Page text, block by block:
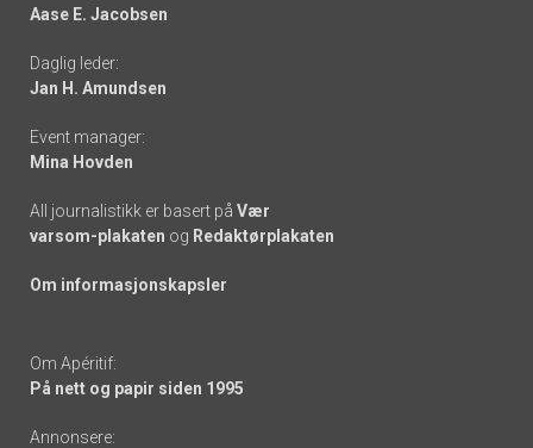
-
links
Aase E. Jacobsen
Daglig leder:
Jan H. Amundsen
Event manager:
Mina Hovden
All journalistikk er basert på Vær
varsom-plakaten og Redaktørplakaten
Om informasjonskapsler
Om Apéritif:
På nett og papir siden 1995
Annonsere: